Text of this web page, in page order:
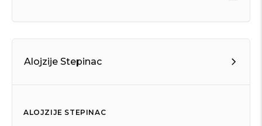
Alojzije Stepinac
ALOJZIJE STEPINAC